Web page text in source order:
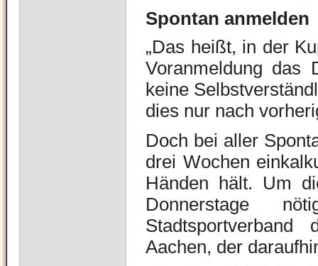
Spontan anmelden
„Das heißt, in der
Voranmeldung das
keine
dies nur nach
Doch bei aller
drei Wochen
Händen hält. Um
Donnerstage
Aachen, der